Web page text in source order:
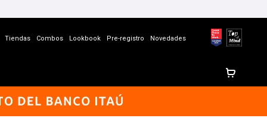
Tiendas Combos Lookbook Pre-registro Novedades